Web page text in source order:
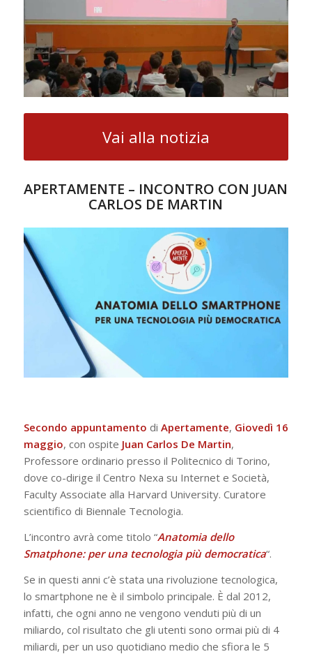
Vai alla notizia
APERTAMENTE – INCONTRO CON JUAN
CARLOS DE MARTIN
Secondo appuntamento di Apertamente, Giovedì 16
maggio, con ospite Juan Carlos De Martin,
Professore ordinario presso il Politecnico di Torino,
dove co-dirige il Centro Nexa su Internet e Società,
Faculty Associate alla Harvard University. Curatore
scientifico di Biennale Tecnologia.
L’incontro avrà come titolo “Anatomia dello
Smatphone: per una tecnologia più democratica“.
Se in questi anni c’è stata una rivoluzione tecnologica,
lo smartphone ne è il simbolo principale. È dal 2012,
infatti, che ogni anno ne vengono venduti più di un
miliardo, col risultato che gli utenti sono ormai più di 4
miliardi, per un uso quotidiano medio che sfiora le 5